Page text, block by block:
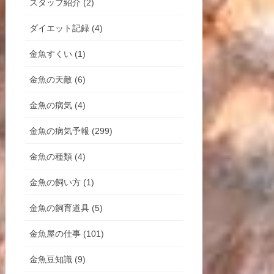
スタッフ紹介 (2)
ダイエット記録 (4)
金魚すくい (1)
金魚の天敵 (6)
金魚の病気 (4)
金魚の病気予報 (299)
金魚の種類 (4)
金魚の飼い方 (1)
金魚の飼育道具 (5)
金魚屋の仕事 (101)
金魚豆知識 (9)